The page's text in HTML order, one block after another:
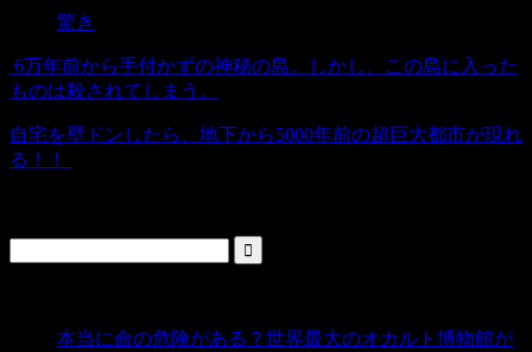
驚き
6万年前から手付かずの神秘の島。しかし、この島に入った
ものは殺されてしまう。
自宅を壁ドンしたら、地下から5000年前の超巨大都市が現れ
る！！
本当に命の危険がある？世界最大のオカルト博物館が